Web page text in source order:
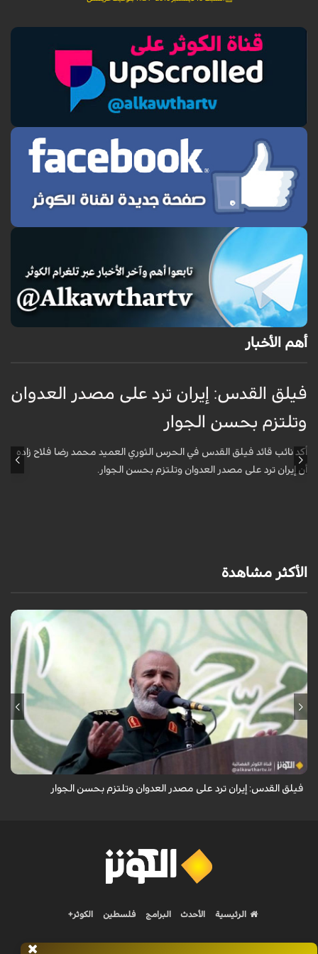
أهم الأخبار
فيلق القدس: إيران ترد على مصدر العدوان
وتلتزم بحسن الجوار
أكد نائب قائد فيلق القدس في الحرس الثوري العميد محمد رضا فلاح زاده
أن إيران ترد على مصدر العدوان وتلتزم بحسن الجوار.
الأكثر مشاهدة
أكد نائب قائد فيلق القدس في الحرس الثوري العميد محمد رضا فلاح زاده أن
إيران ترد على مصدر العدوان وتلتزم بحسن الجوار.
فيلق القدس: إيران ترد على مصدر العدوان وتلتزم بحسن الجوار
الرئيسية الأحدث البرامج فلسطين الكوثر+